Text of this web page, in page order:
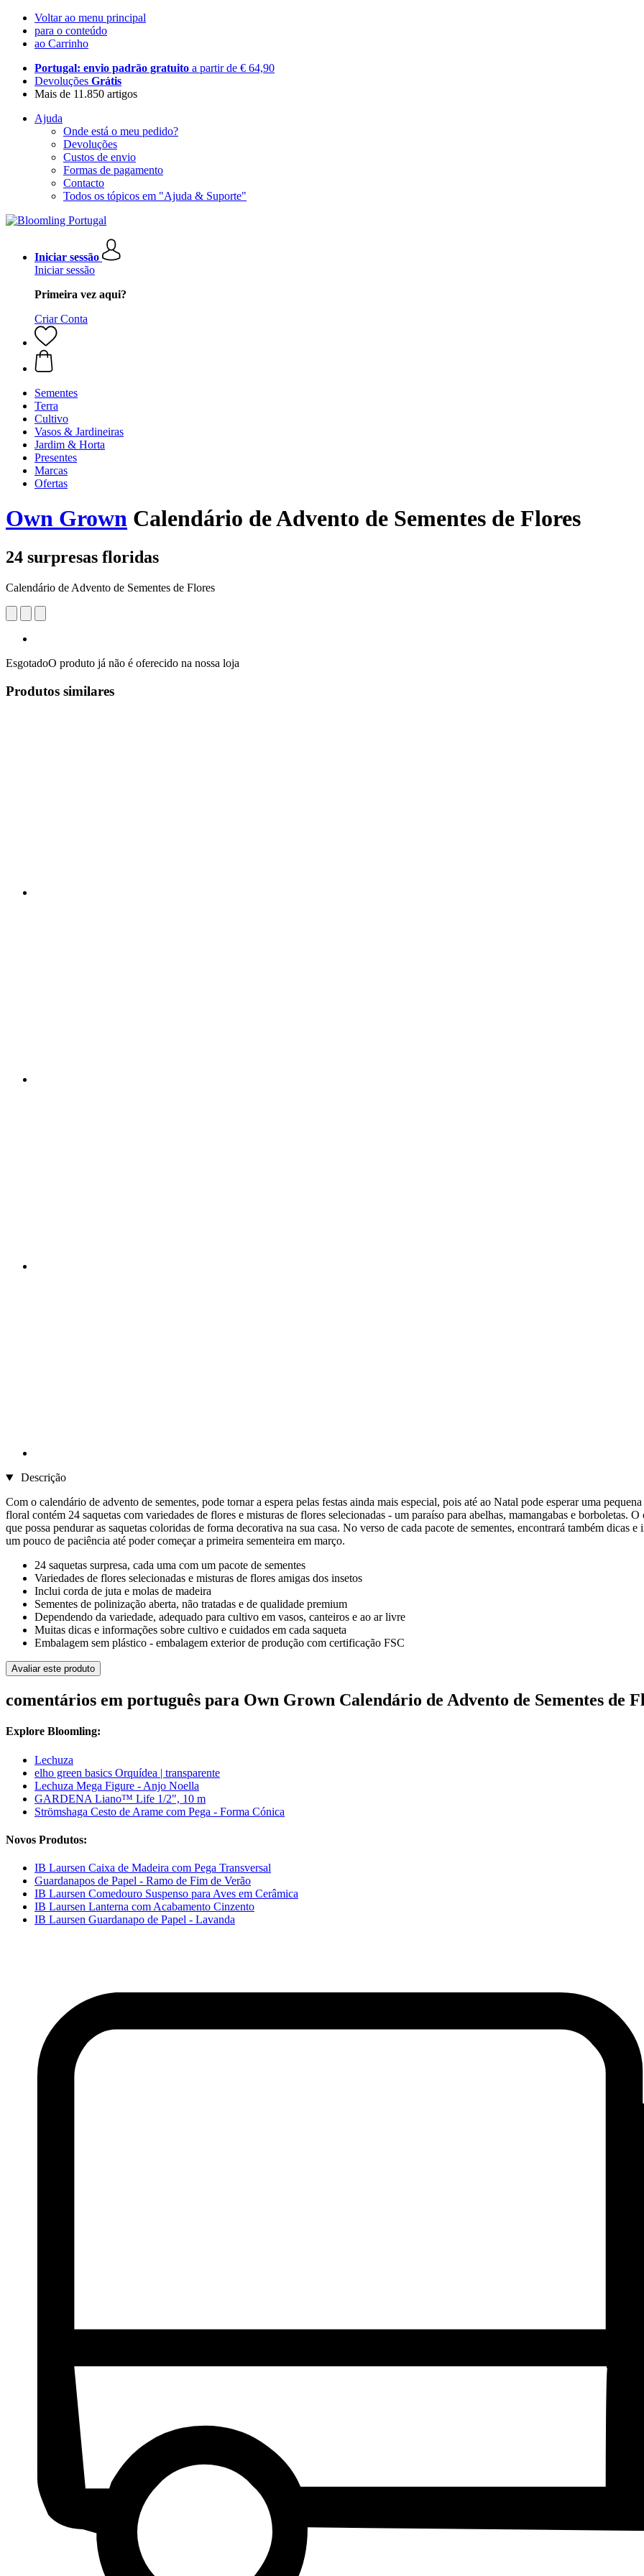
Voltar ao menu principal
para o conteúdo
ao Carrinho
Portugal: envio padrão gratuito a partir de € 64,90
Devoluções Grátis
Mais de 11.850 artigos
Ajuda
Onde está o meu pedido?
Devoluções
Custos de envio
Formas de pagamento
Contacto
Todos os tópicos em "Ajuda & Suporte"
Iniciar sessão
Iniciar sessão
Primeira vez aqui?
Criar Conta
Sementes
Terra
Cultivo
Vasos & Jardineiras
Jardim & Horta
Presentes
Marcas
Ofertas
Own Grown Calendário de Advento de Sementes de Flores
24 surpresas floridas
Calendário de Advento de Sementes de Flores
EsgotadoO produto já não é oferecido na nossa loja
Produtos similares
Descrição
Com o calendário de advento de sementes, pode tornar a espera pelas festas ainda mais especial, pois até ao Natal pode esperar uma
floral contém 24 saquetas com variedades de flores e misturas de flores selecionadas - um paraíso para abelhas, mamangabas e borboletas.
que possa pendurar as saquetas coloridas de forma decorativa na sua casa. No verso de cada pacote de sementes, encontrará também dicas
um pouco de paciência até poder começar a primeira sementeira em março.
24 saquetas surpresa, cada uma com um pacote de sementes
Variedades de flores selecionadas e misturas de flores amigas dos insetos
Inclui corda de juta e molas de madeira
Sementes de polinização aberta, não tratadas e de qualidade premium
Dependendo da variedade, adequado para cultivo em vasos, canteiros e ao ar livre
Muitas dicas e informações sobre cultivo e cuidados em cada saqueta
Embalagem sem plástico - embalagem exterior de produção com certificação FSC
Avaliar este produto
comentários em português para Own Grown Calendário de Advento de Sementes de
Explore Bloomling:
Lechuza
elho green basics Orquídea | transparente
Lechuza Mega Figure - Anjo Noella
GARDENA Liano™ Life 1/2", 10 m
Strömshaga Cesto de Arame com Pega - Forma Cónica
Novos Produtos:
IB Laursen Caixa de Madeira com Pega Transversal
Guardanapos de Papel - Ramo de Fim de Verão
IB Laursen Comedouro Suspenso para Aves em Cerâmica
IB Laursen Lanterna com Acabamento Cinzento
IB Laursen Guardanapo de Papel - Lavanda